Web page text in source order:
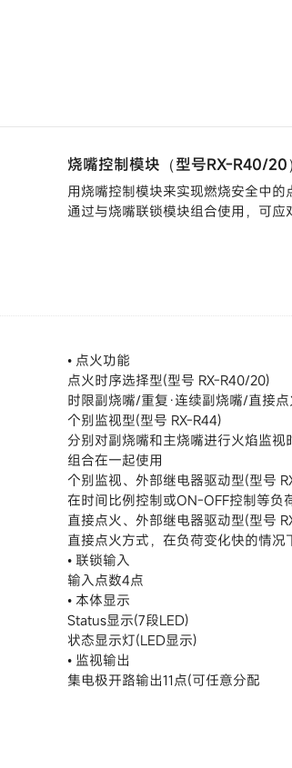
烧嘴控制模块（型号RX-R40/20
用烧嘴控制模块来实现燃烧安全中的
通过与烧嘴联锁模块组合使用，可应
• 点火功能
点火时序选择型(型号 RX-R40/20)
时限副烧嘴/重复·连续副烧嘴/直接
个别监视型(型号 RX-R44)
分别对副烧嘴和主烧嘴进行火焰监视
组合在一起使用
个别监视、外部继电器驱动型(型号
在时间比例控制或ON-OFF控制等负
直接点火、外部继电器驱动型(型号
直接点火方式，在负荷变化快的情况
• 联锁输入
输入点数4点
• 本体显示
Status显示(7段LED)
状态显示灯(LED显示)
• 监视输出
集电极开路输出11点(可任意分配